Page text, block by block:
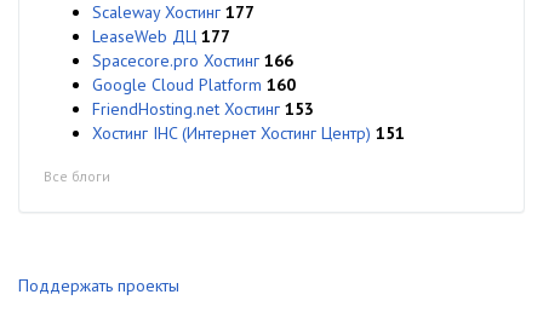
Scaleway Хостинг 177
LeaseWeb ДЦ 177
Spacecore.pro Хостинг 166
Google Cloud Platform 160
FriendHosting.net Хостинг 153
Хостинг IHC (Интернет Хостинг Центр) 151
Все блоги
Поддержать проекты